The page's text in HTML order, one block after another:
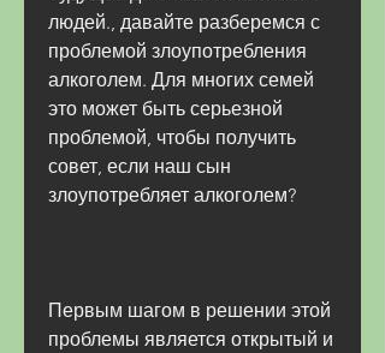
людей., давайте разберемся с
проблемой злоупотребления
алкоголем. Для многих семей
это может быть серьезной
проблемой, чтобы получить
совет, если наш сын
злоупотребляет алкоголем?
Первым шагом в решении этой
проблемы является открытый и